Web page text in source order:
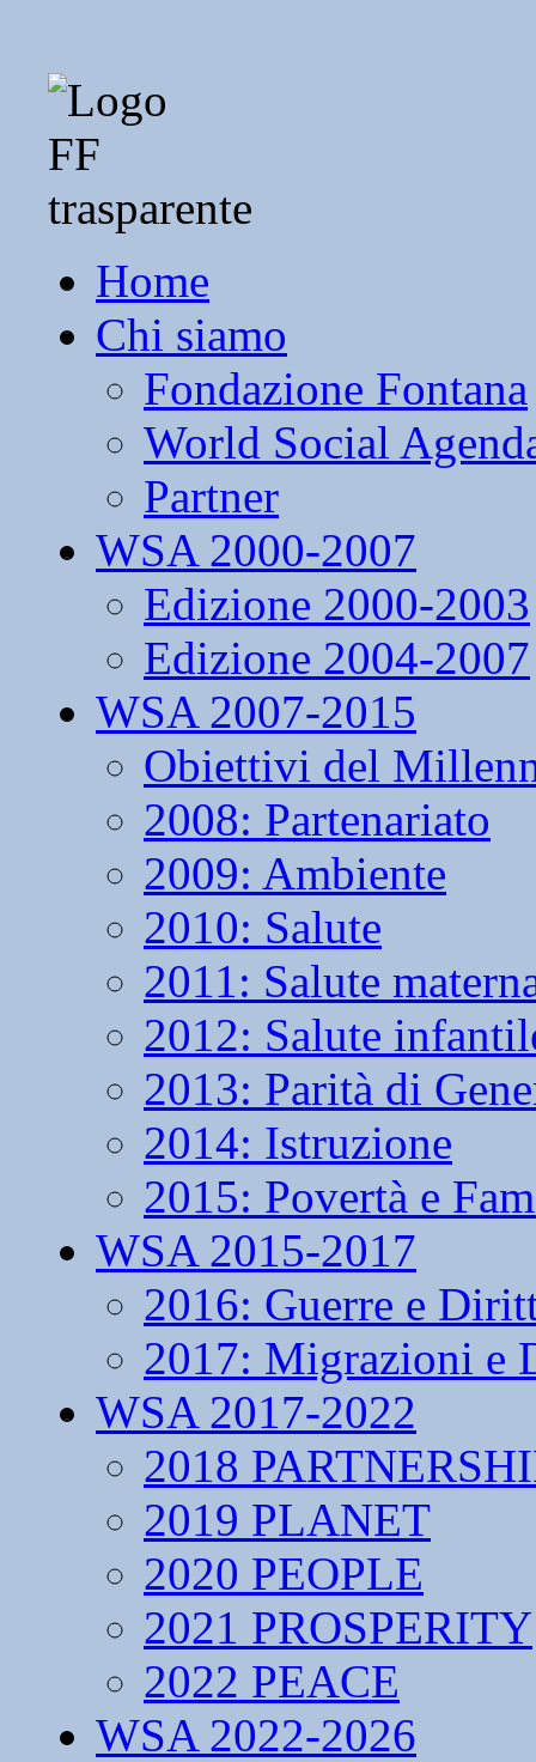
Home
Chi siamo
Fondazione Fontana
World Social
Partner
WSA 2000-2007
Edizione 2000-2003
Edizione 2004-2007
WSA 2007-2015
Obiettivi del
2008: Partenariato
2009: Ambiente
2010: Salute
2011: Salute
2012: Salute
2013: Parità di
2014: Istruzione
2015: Povertà e
WSA 2015-2017
2016: Guerre e
2017: Migrazioni e
WSA 2017-2022
2018
2019 PLANET
2020 PEOPLE
2021 PROSPERITY
2022 PEACE
WSA 2022-2026